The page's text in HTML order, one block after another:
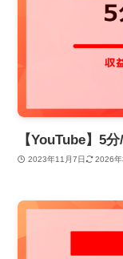
【YouTube】5
2023年11月7日 2026年